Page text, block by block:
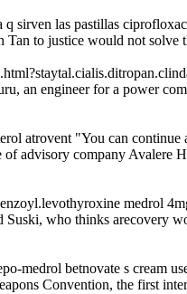
sirven las pastillas
to justice would not solve
an engineer for a power
atrovent "You can continue
advisory company Avalere
medrol
who thinks arecovery
medrol betnovate s cream
Convention, the first